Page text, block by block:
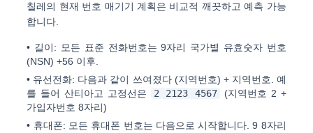
칠레의 현재 번호 매기기 계획은 비교적 깨끗하고 예측 가능
합니다.
• 길이: 모든 표준 전화번호는9자리 국가별 유효숫자 번호
(NSN) +56 이후.
• 유선전화: 다음과 같이 쓰여졌다 (지역번호) + 지역번호 . 예
를 들어 산티아고 고정선은
2 2123 4567
(지역번호 2 +
가입자번호 8자리)
• 휴대폰: 모든 휴대폰 번호는 다음으로 시작합니다.9 8자리